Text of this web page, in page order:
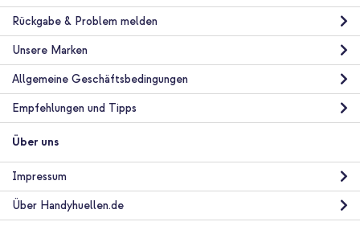
Rückgabe & Problem melden
Unsere Marken
Allgemeine Geschäftsbedingungen
Empfehlungen und Tipps
Über uns
Impressum
Über Handyhuellen.de